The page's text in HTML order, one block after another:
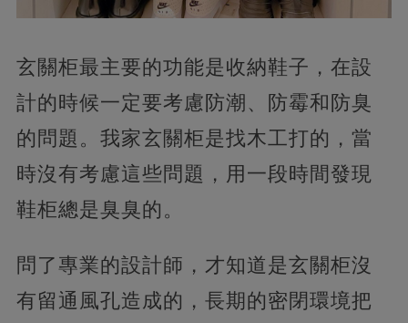
玄關柜最主要的功能是收納鞋子，在設
計的時候一定要考慮防潮、防霉和防臭
的問題。我家玄關柜是找木工打的，當
時沒有考慮這些問題，用一段時間發現
鞋柜總是臭臭的。
問了專業的設計師，才知道是玄關柜沒
有留通風孔造成的，長期的密閉環境把